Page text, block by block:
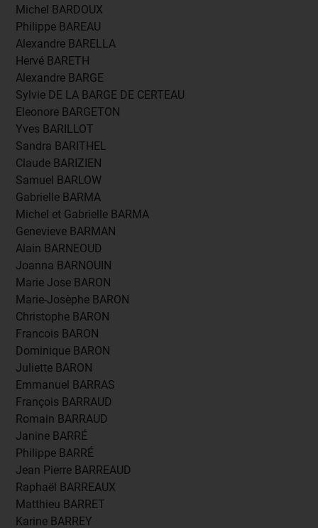
Michel BARDOUX
Philippe BAREAU
Alexandre BARELLA
Hervé BARETH
Alexandre BARGE
Sylvie DE LA BARGE DE CERTEAU
Eleonore BARGETON
Yves BARILLOT
Sandra BARITHEL
Claude BARIZIEN
Samuel BARLOW
Gabrielle BARMA
Michel et Gabrielle BARMA
Genevieve BARMAN
Alain BARNEOUD
Joanna BARNOUIN
Marie Jose BARON
Marie-Josèphe BARON
Christophe BARON
Francois BARON
Dominique BARON
Juliette BARON
Emmanuel BARRAS
François BARRAUD
Romain BARRAUD
Janine BARRÉ
Philippe BARRÉ
Jean Pierre BARREAUD
Raphaël BARREAUX
Matthieu BARRET
Karine BARREY